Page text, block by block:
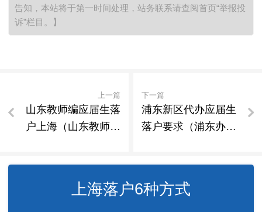
告知，本站将于第一时间处理，站务联系请查阅首页“举报投
诉”栏目。】
上一篇
山东教师编应届生落
户上海（山东教师编
下一篇
浦东新区代办应届生
落户要求（浦东办理
上海落户6种方式